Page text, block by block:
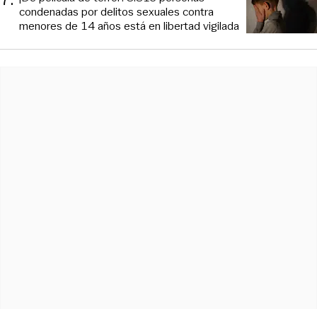
condenadas por delitos sexuales contra
menores de 14 años está en libertad vigilada